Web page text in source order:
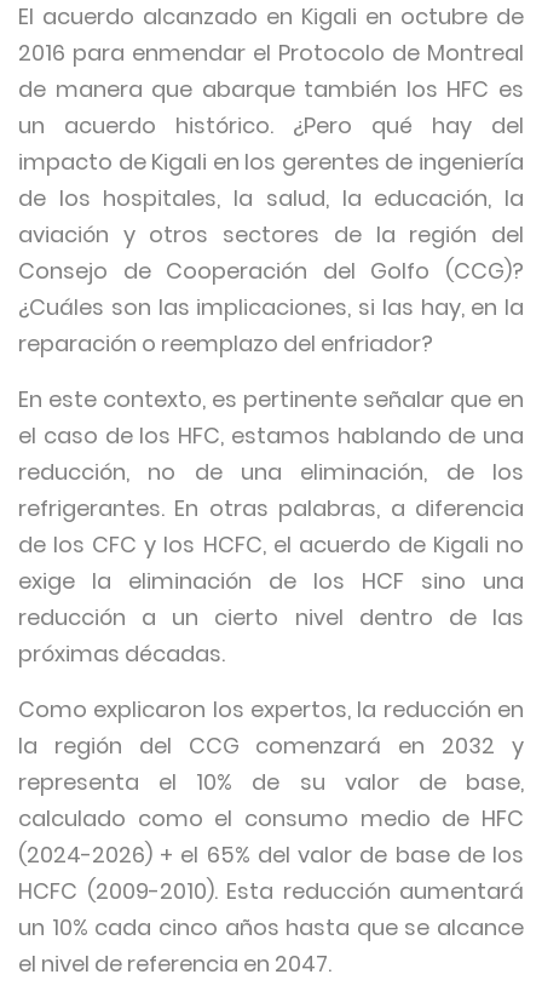
El acuerdo alcanzado en Kigali en octubre de
2016 para enmendar el Protocolo de Montreal
de manera que abarque también los HFC es
un acuerdo histórico. ¿Pero qué hay del
impacto de Kigali en los gerentes de ingeniería
de los hospitales, la salud, la educación, la
aviación y otros sectores de la región del
Consejo de Cooperación del Golfo (CCG)?
¿Cuáles son las implicaciones, si las hay, en la
reparación o reemplazo del enfriador?
En este contexto, es pertinente señalar que en
el caso de los HFC, estamos hablando de una
reducción, no de una eliminación, de los
refrigerantes. En otras palabras, a diferencia
de los CFC y los HCFC, el acuerdo de Kigali no
exige la eliminación de los HCF sino una
reducción a un cierto nivel dentro de las
próximas décadas.
Como explicaron los expertos, la reducción en
la región del CCG comenzará en 2032 y
representa el 10% de su valor de base,
calculado como el consumo medio de HFC
(2024-2026) + el 65% del valor de base de los
HCFC (2009-2010). Esta reducción aumentará
un 10% cada cinco años hasta que se alcance
el nivel de referencia en 2047.